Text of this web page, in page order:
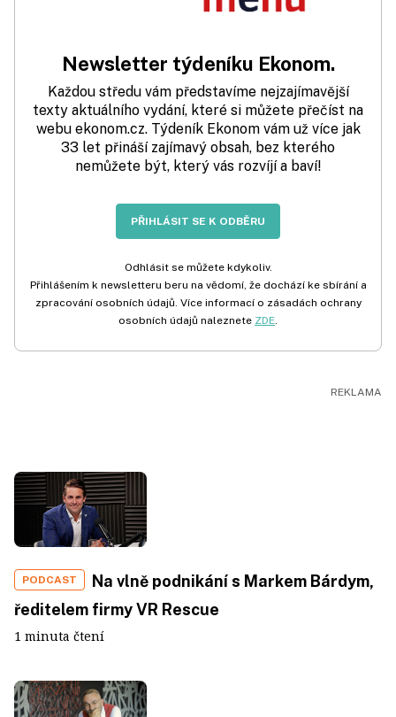
Newsletter týdeníku Ekonom.
Každou středu vám představíme nejzajímavější
texty aktuálního vydání, které si můžete přečíst na
webu ekonom.cz. Týdeník Ekonom vám už více jak
33 let přináší zajímavý obsah, bez kterého
nemůžete být, který vás rozvíjí a baví!
PŘIHLÁSIT SE K ODBĚRU
Odhlásit se můžete kdykoliv.
Přihlášením k newsletteru beru na vědomí, že dochází ke sbírání a
zpracování osobních údajů. Více informací o zásadách ochrany
osobních údajů naleznete ZDE.
PODCAST
Na vlně podnikání s Markem Bárdym,
ředitelem firmy VR Rescue
1 minuta čtení